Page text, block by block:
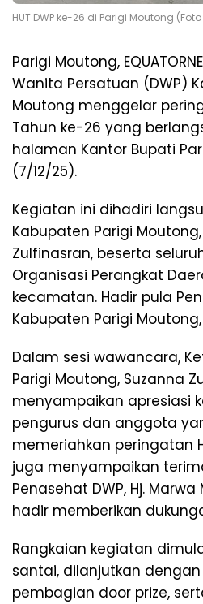
HUT DWP ke-26 di Parigi Moutong (Foto
Parigi Moutong,
Wanita Persatuan (DWP)
Moutong menggelar
Tahun ke-26 yang
halaman Kantor Bupati
(7/12/25).
Kegiatan ini dihadiri
Kabupaten Parigi
Zulfinasran, beserta
Organisasi Perangkat
kecamatan. Hadir pula
Kabupaten Parigi
Dalam sesi wawancara,
Parigi Moutong, Suzanna
menyampaikan apresiasi
pengurus dan anggota
memeriahkan peringatan
juga menyampaikan
Penasehat DWP, Hj.
hadir memberikan
Rangkaian kegiatan
santai, dilanjutkan
pembagian door prize,